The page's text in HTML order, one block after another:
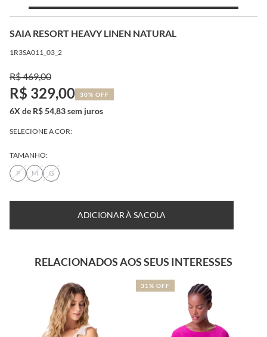
SAIA RESORT HEAVY LINEN NATURAL
1R3SA011_03_2
R$ 469,00
R$ 329,00 30% OFF
6X de R$ 54,83 sem juros
SELECIONE A COR:
TAMANHO:
P
M G
ADICIONAR À SACOLA
RELACIONADOS AOS SEUS INTERESSES
31% OFF